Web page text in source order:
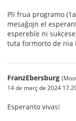
Pli frua programo
mesaĝojn el
espereble ni
tuta formorto de nia
FranzEbersburg
14 de març de 2024
Esperanto vivas!